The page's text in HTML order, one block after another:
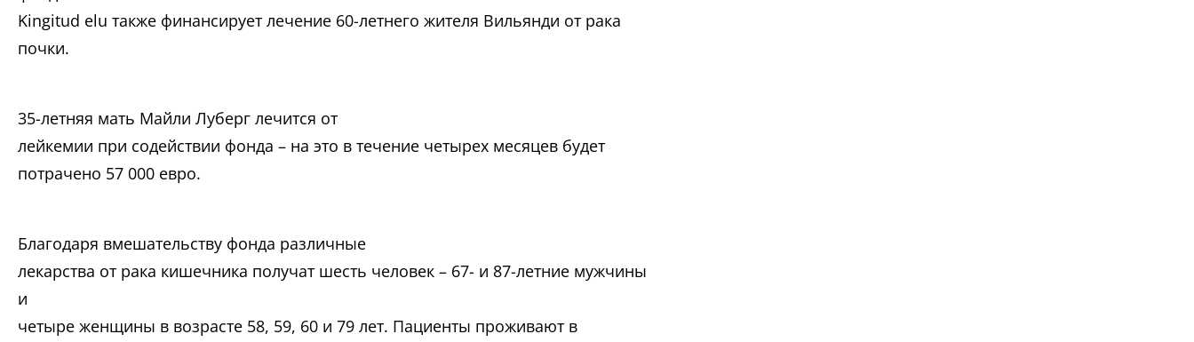
Kingitud elu также финансирует лечение 60-летнего жителя Вильянди от рака
почки.
35-летняя мать Майли Луберг лечится от
лейкемии при содействии фонда – на это в течение четырех месяцев будет
потрачено 57 000 евро.
Благодаря вмешательству фонда различные
лекарства от рака кишечника получат шесть человек – 67- и 87-летние мужчины
и
четыре женщины в возрасте 58, 59, 60 и 79 лет. Пациенты проживают в